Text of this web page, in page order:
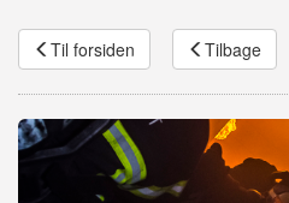
Til forsiden Tilbage